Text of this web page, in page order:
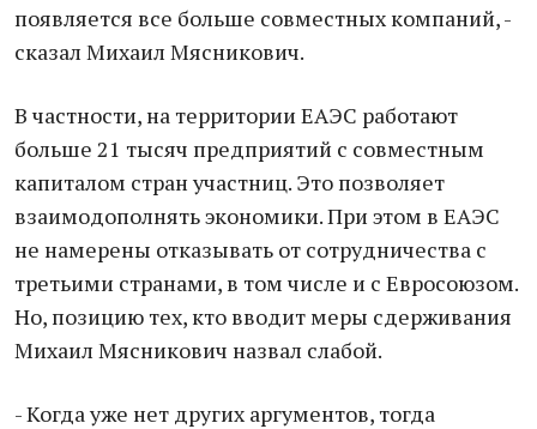
появляется все больше совместных компаний, -
сказал Михаил Мясникович.
В частности, на территории ЕАЭС работают
больше 21 тысяч предприятий с совместным
капиталом стран участниц. Это позволяет
взаимодополнять экономики. При этом в ЕАЭС
не намерены отказывать от сотрудничества с
третьими странами, в том числе и с Евросоюзом.
Но, позицию тех, кто вводит меры сдерживания
Михаил Мясникович назвал слабой.
- Когда уже нет других аргументов, тогда